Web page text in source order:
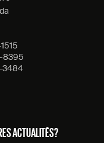
8395
3484
ACTUALITÉS?